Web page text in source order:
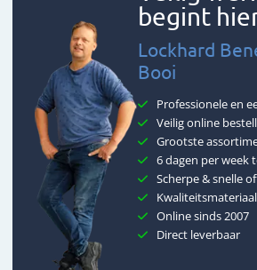
begint
Lockhard
Booi
Professionele en
Veilig online
Grootste
6 dagen per week
Scherpe & snelle
Kwaliteitsmateriaal
Online sinds 2007
Direct leverbaar